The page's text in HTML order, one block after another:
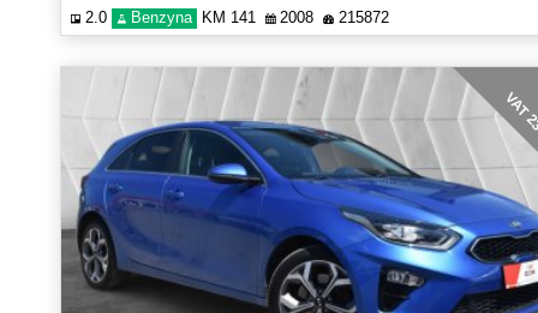
2.0 Benzyna KM 141 2008 215872
VAT